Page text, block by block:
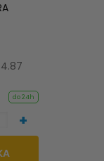
4.87
do 24h
+